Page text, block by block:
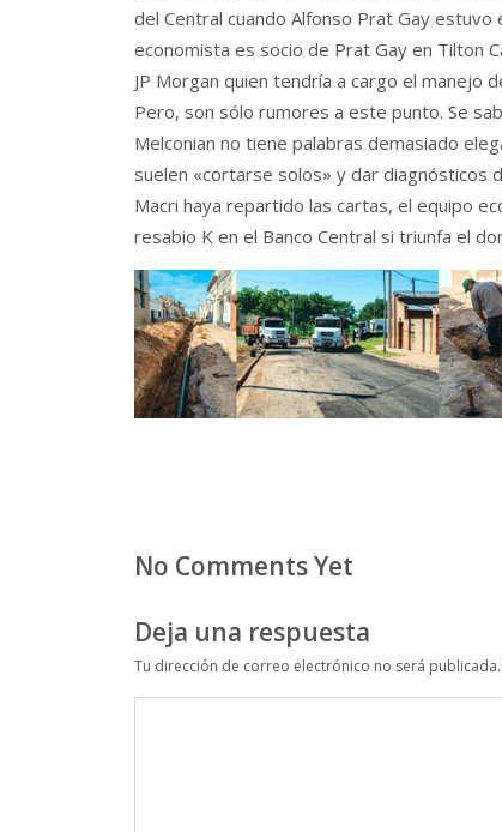
del Central cuando Alfonso Prat Gay estuvo
economista es socio de Prat Gay en Tilton
JP Morgan quien tendría a cargo el manejo
Pero, son sólo rumores a este punto. Se
Melconian no tiene palabras demasiado
suelen «cortarse solos» y dar diagnósticos
Macri haya repartido las cartas, el equipo
resabio K en el Banco Central si triunfa el
No Comments Yet
Deja una respuesta
Tu dirección de correo electrónico no será publicada.